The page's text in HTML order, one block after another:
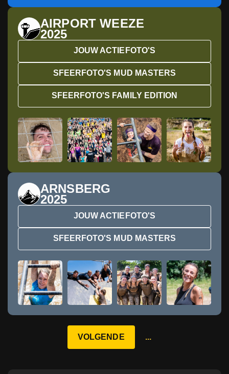
AIRPORT WEEZE
2025
JOUW ACTIEFOTO'S
SFEERFOTO'S MUD MASTERS
SFEERFOTO'S FAMILY EDITION
ARNSBERG
2025
JOUW ACTIEFOTO'S
SFEERFOTO'S MUD MASTERS
VOLGENDE ...